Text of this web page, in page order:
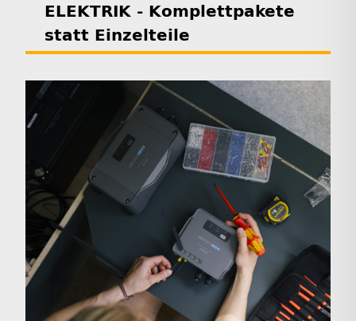
ELEKTRIK - Komplettpakete
statt Einzelteile